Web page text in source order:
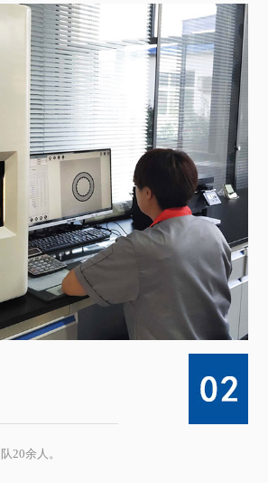
20余人。